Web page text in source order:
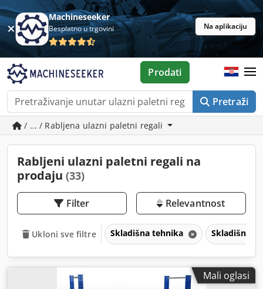
Machineseeker
Besplatno u trgovini Na aplikaciju
Pretraži
Prodati
/ ... / Rabljena ulazni paletni regali
Rabljeni ulazni paletni regali na
prodaju (33)
Filter Relevantnost
Ukloni sve filtre Skladišna tehnika Skladišni
Mali oglasi